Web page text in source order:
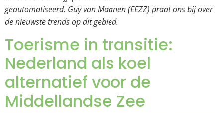
geautomatiseerd. Guy van Maanen (EEZZ) praat ons bij over
de nieuwste trends op dit gebied.
Toerisme in transitie:
Nederland als koel
alternatief voor de
Middellandse Zee